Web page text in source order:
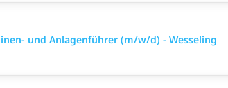
und Anlagenführer (m/w/d) - Wesseling